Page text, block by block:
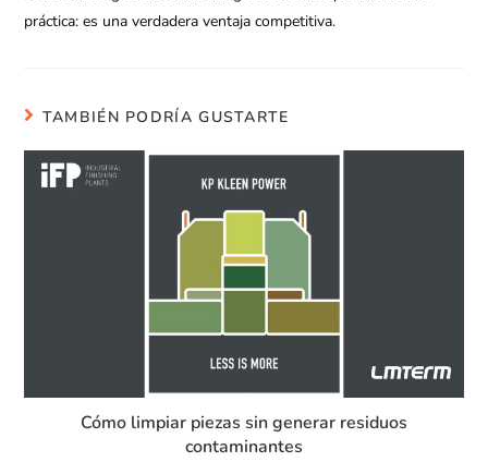
práctica: es una verdadera ventaja competitiva.
TAMBIÉN PODRÍA GUSTARTE
Cómo limpiar piezas sin generar residuos
contaminantes